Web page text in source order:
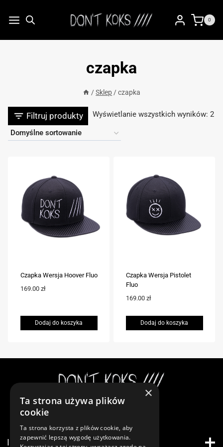
do
0
czapka
/Sklep/czapka
Filtruj produkty Wyświetlanie wszystkich wyników: 2
Czapka Wersja Hoover Fluo
169.00 zł
Dodaj do koszyka
Czapka Wersja Pistolet
Fluo
169.00 zł
Dodaj do koszyka
Instagram
INFORMACJE
×
Ta strona używa plików
cookie
Ta strona korzysta z plików cookie, aby
zapewnić lepszą wygodę użytkowania.